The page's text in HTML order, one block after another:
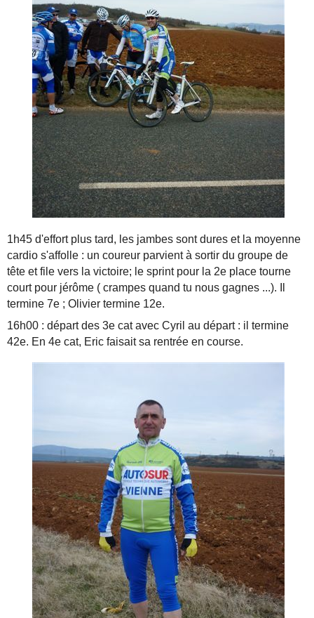
1h45 d'effort plus tard, les jambes sont dures et la moyenne
cardio s'affolle : un coureur parvient à sortir du groupe de
tête et file vers la victoire; le sprint pour la 2e place tourne
court pour jérôme ( crampes quand tu nous gagnes ...). Il
termine 7e ; Olivier termine 12e.
16h00 : départ des 3e cat avec Cyril au départ : il termine
42e. En 4e cat, Eric faisait sa rentrée en course.